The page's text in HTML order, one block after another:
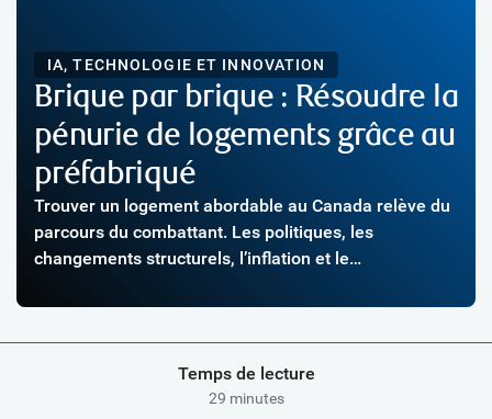
IA, TECHNOLOGIE ET INNOVATION
Brique par brique : Résoudre la
pénurie de logements grâce au
préfabriqué
Trouver un logement abordable au Canada relève du
parcours du combattant. Les politiques, les
changements structurels, l’inflation et le
tempête parfaite, propulsant les prix des propriétés
et les loyers à des niveaux inédits. La crise
commence à toucher les personnes à revenu moyen
et s’étend hors des centres urbains. […]
Temps de lecture
29 minutes